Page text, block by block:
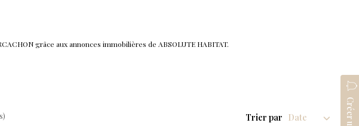
grâce aux annonces immobilières de ABSOLUTE HABITAT.
Trier par